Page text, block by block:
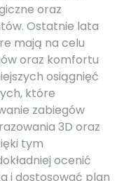
oraz
Ostatnie lata
mają na celu
oraz komfortu
osiągnięć
które
zabiegów
3D oraz
tym
ocenić
i dostosować plan